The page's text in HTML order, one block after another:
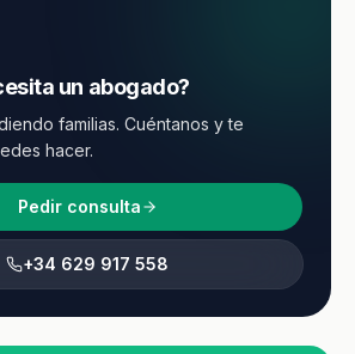
un abogado?
familias. Cuéntanos y te
hacer.
Pedir consulta
+34 629 917 558